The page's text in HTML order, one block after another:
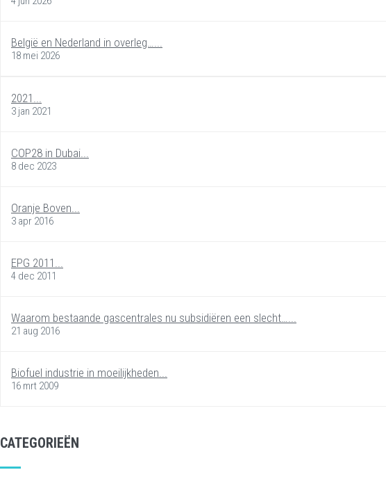
België en Nederland in overleg…...
18 mei 2026
2021...
3 jan 2021
COP28 in Dubai...
8 dec 2023
Oranje Boven...
3 apr 2016
EPG 2011...
4 dec 2011
Waarom bestaande gascentrales nu subsidiëren een slecht…...
21 aug 2016
Biofuel industrie in moeilijkheden...
16 mrt 2009
CATEGORIEËN